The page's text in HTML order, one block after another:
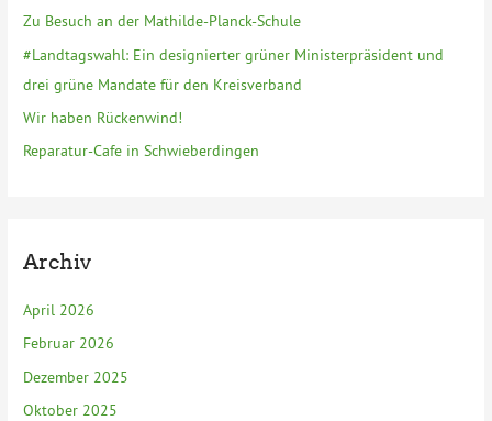
c
Zu Besuch an der Mathilde-Planck-Schule
#Landtagswahl: Ein designierter grüner Ministerpräsident und
drei grüne Mandate für den Kreisverband
Wir haben Rückenwind!
Reparatur-Cafe in Schwieberdingen
Archiv
April 2026
Februar 2026
Dezember 2025
Oktober 2025